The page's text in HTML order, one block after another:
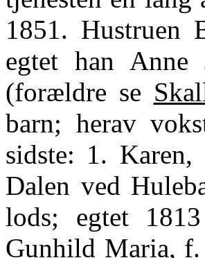
1851. Hustruen
egtet han Anne
(forældre se
barn; herav
sidste: 1.
Dalen ved
lods; egtet
Gunhild Maria,